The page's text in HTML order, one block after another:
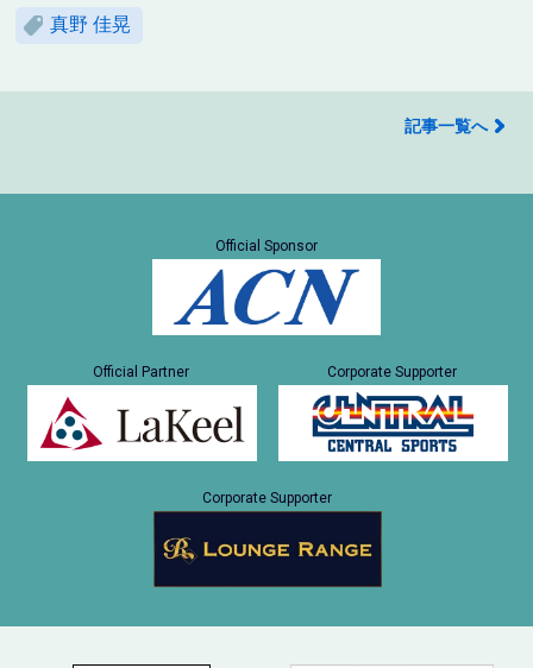
真野 佳晃
記事一覧へ
Official Sponsor
Official Partner Corporate Supporter
Corporate Supporter